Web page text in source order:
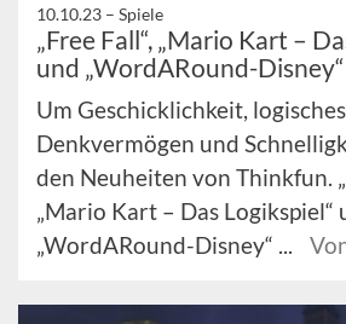
10.10.23 – Spiele
„Free Fall“, „Mario Kart –
und „WordARound-
Um Geschicklichkeit, logisches
Denkvermögen und
den Neuheiten von Thinkfun.
„Mario Kart – Das Logikspiel“
„WordARound-Disney“ ...